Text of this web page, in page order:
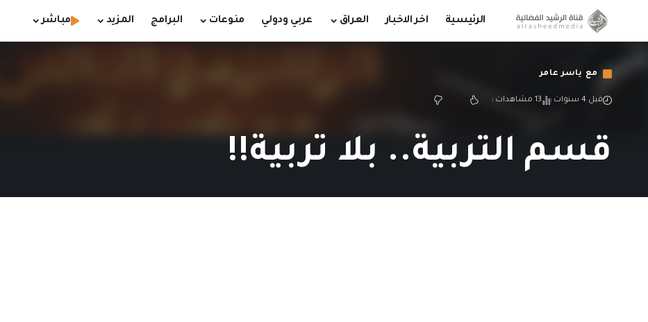
الرئيسية اخر الاخبار العراق عربي ودولي منوعات البرامج المزيد مباشر
مع ياسر عامر
قبل 4 سنوات 13 مشاهدات
قسم التربية.. بلا تربية!!